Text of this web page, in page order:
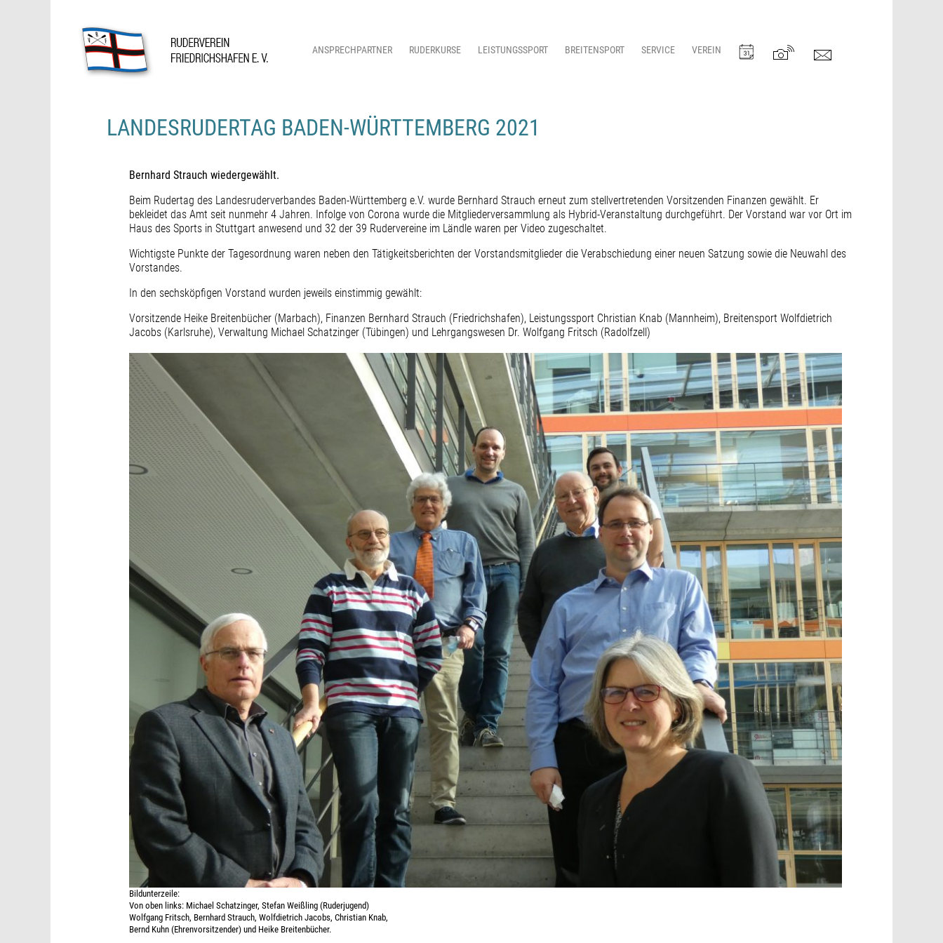
ANSPRECHPARTNER RUDERKURSE LEISTUNGSSPORT BREITENSPORT SERVICE VEREIN
LANDESRUDERTAG BADEN-WÜRTTEMBERG 2021
Bernhard Strauch wiedergewählt.
Beim Rudertag des Landesruderverbandes Baden-Württemberg e.V. wurde Bernhard Strauch erneut zum stellvertretenden Vorsitzenden Finanzen gewählt. Er
bekleidet das Amt seit nunmehr 4 Jahren. Infolge von Corona wurde die Mitgliederversammlung als Hybrid-Veranstaltung durchgeführt. Der Vorstand war vor Ort im
Haus des Sports in Stuttgart anwesend und 32 der 39 Rudervereine im Ländle waren per Video zugeschaltet.
Wichtigste Punkte der Tagesordnung waren neben den Tätigkeitsberichten der Vorstandsmitglieder die Verabschiedung einer neuen Satzung sowie die Neuwahl des
Vorstandes.
In den sechsköpfigen Vorstand wurden jeweils einstimmig gewählt:
Vorsitzende Heike Breitenbücher (Marbach), Finanzen Bernhard Strauch (Friedrichshafen), Leistungssport Christian Knab (Mannheim), Breitensport Wolfdietrich
Jacobs (Karlsruhe), Verwaltung Michael Schatzinger (Tübingen) und Lehrgangswesen Dr. Wolfgang Fritsch (Radolfzell)
Bildunterzeile:
Von oben links: Michael Schatzinger, Stefan Weißling (Ruderjugend)
Wolfgang Fritsch, Bernhard Strauch, Wolfdietrich Jacobs, Christian Knab,
Bernd Kuhn (Ehrenvorsitzender) und Heike Breitenbücher.